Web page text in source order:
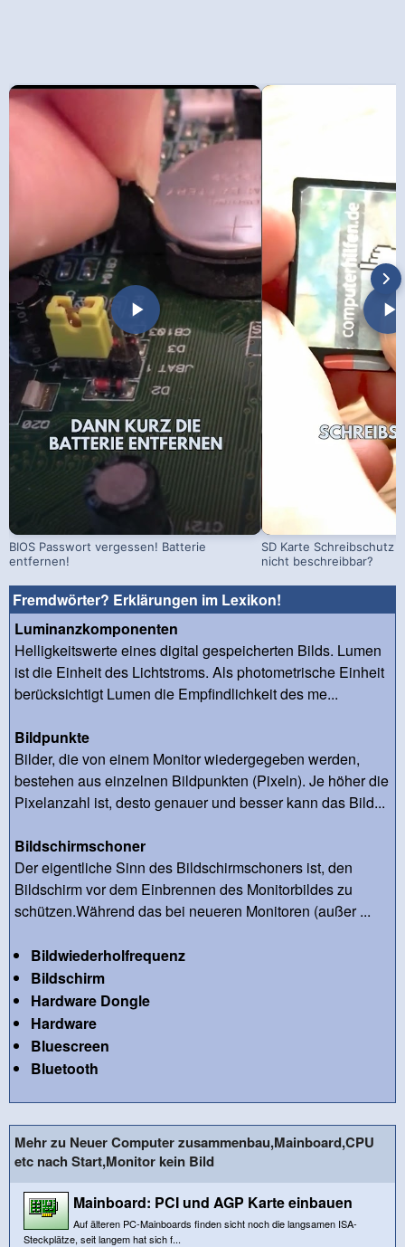
BIOS Passwort vergessen! Batterie
entfernen!
SD Karte Schreibschutz
nicht beschreibbar?
Fremdwörter? Erklärungen im Lexikon!
Luminanzkomponenten
Helligkeitswerte eines digital gespeicherten Bilds. Lumen
ist die Einheit des Lichtstroms. Als photometrische Einheit
berücksichtigt Lumen die Empfindlichkeit des me...
Bildpunkte
Bilder, die von einem Monitor wiedergegeben werden,
bestehen aus einzelnen Bildpunkten (Pixeln). Je höher die
Pixelanzahl ist, desto genauer und besser kann das Bild...
Bildschirmschoner
Der eigentliche Sinn des Bildschirmschoners ist, den
Bildschirm vor dem Einbrennen des Monitorbildes zu
schützen.Während das bei neueren Monitoren (außer ...
Bildwiederholfrequenz
Bildschirm
Hardware Dongle
Hardware
Bluescreen
Bluetooth
Mehr zu Neuer Computer zusammenbau,Mainboard,CPU
etc nach Start,Monitor kein Bild
Mainboard: PCI und AGP Karte einbauen
Auf älteren PC-Mainboards finden sicht noch die langsamen ISA-
Steckplätze, seit langem hat sich f...